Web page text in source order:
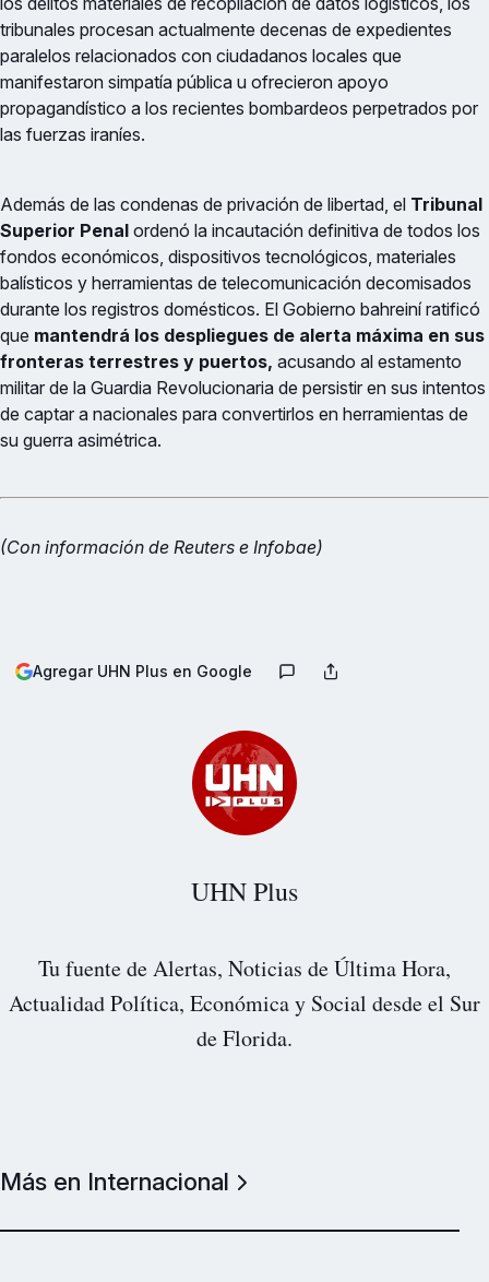
tribunales procesan actualmente decenas de expedientes
paralelos relacionados con ciudadanos locales que
manifestaron simpatía pública u ofrecieron apoyo
propagandístico a los recientes bombardeos perpetrados por
las fuerzas iraníes.
Además de las condenas de privación de libertad, el Tribunal
Superior Penal ordenó la incautación definitiva de todos los
fondos económicos, dispositivos tecnológicos, materiales
balísticos y herramientas de telecomunicación decomisados
durante los registros domésticos. El Gobierno bahreiní ratificó
que mantendrá los despliegues de alerta máxima en sus
fronteras terrestres y puertos, acusando al estamento
militar de la Guardia Revolucionaria de persistir en sus intentos
de captar a nacionales para convertirlos en herramientas de
su guerra asimétrica.
(Con información de Reuters e Infobae)
Agregar UHN Plus en Google
UHN Plus
Tu fuente de Alertas, Noticias de Última Hora,
Actualidad Política, Económica y Social desde el Sur
de Florida.
Más en Internacional